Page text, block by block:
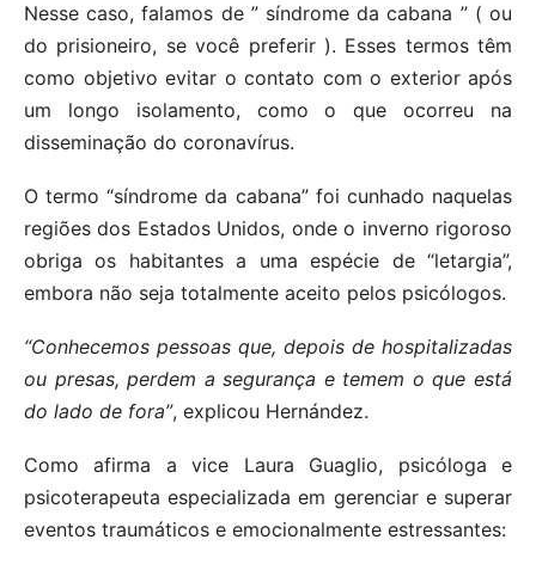
Nesse caso, falamos de ” síndrome da cabana ” ( ou
do prisioneiro, se você preferir ). Esses termos têm
como objetivo evitar o contato com o exterior após
um longo isolamento, como o que ocorreu na
disseminação do coronavírus.
O termo “síndrome da cabana” foi cunhado naquelas
regiões dos Estados Unidos, onde o inverno rigoroso
obriga os habitantes a uma espécie de “letargia”,
embora não seja totalmente aceito pelos psicólogos.
“Conhecemos pessoas que, depois de hospitalizadas
ou presas, perdem a segurança e temem o que está
do lado de fora”, explicou Hernández.
Como afirma a vice Laura Guaglio, psicóloga e
psicoterapeuta especializada em gerenciar e superar
eventos traumáticos e emocionalmente estressantes: